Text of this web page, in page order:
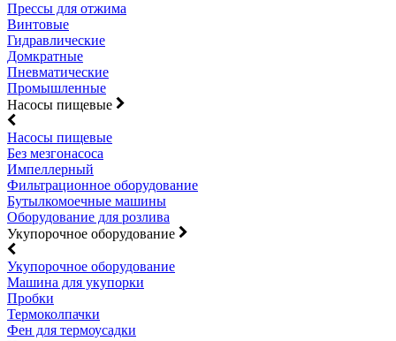
Прессы для отжима
Винтовые
Гидравлические
Домкратные
Пневматические
Промышленные
Насосы пищевые
Насосы пищевые
Без мезгонасоса
Импеллерный
Фильтрационное оборудование
Бутылкомоечные машины
Оборудование для розлива
Укупорочное оборудование
Укупорочное оборудование
Машина для укупорки
Пробки
Термоколпачки
Фен для термоусадки